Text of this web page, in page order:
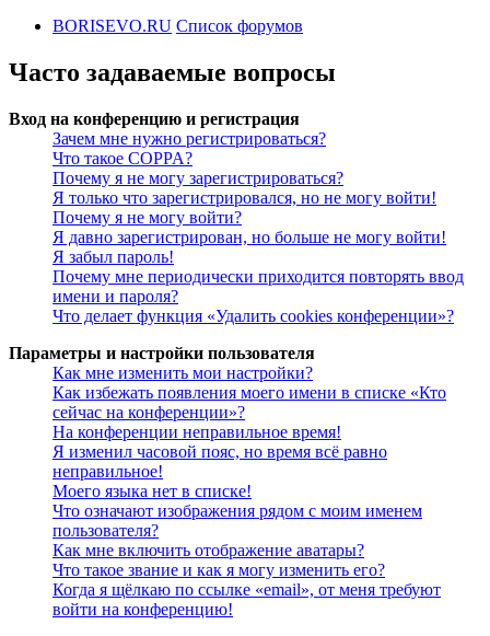
BORISEVO.RU Список форумов
Часто задаваемые вопросы
Вход на конференцию и регистрация
Зачем мне нужно регистрироваться?
Что такое COPPA?
Почему я не могу зарегистрироваться?
Я только что зарегистрировался, но не могу войти!
Почему я не могу войти?
Я давно зарегистрирован, но больше не могу войти!
Я забыл пароль!
Почему мне периодически приходится повторять ввод
имени и пароля?
Что делает функция «Удалить cookies конференции»?
Параметры и настройки пользователя
Как мне изменить мои настройки?
Как избежать появления моего имени в списке «Кто
сейчас на конференции»?
На конференции неправильное время!
Я изменил часовой пояс, но время всё равно
неправильное!
Моего языка нет в списке!
Что означают изображения рядом с моим именем
пользователя?
Как мне включить отображение аватары?
Что такое звание и как я могу изменить его?
Когда я щёлкаю по ссылке «email», от меня требуют
войти на конференцию!